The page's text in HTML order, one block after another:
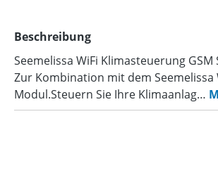
Beschreibung
Seemelissa WiFi Klimasteuerung GSM
Zur Kombination mit dem Seemelissa
Modul.Steuern Sie Ihre Klimaanlag…